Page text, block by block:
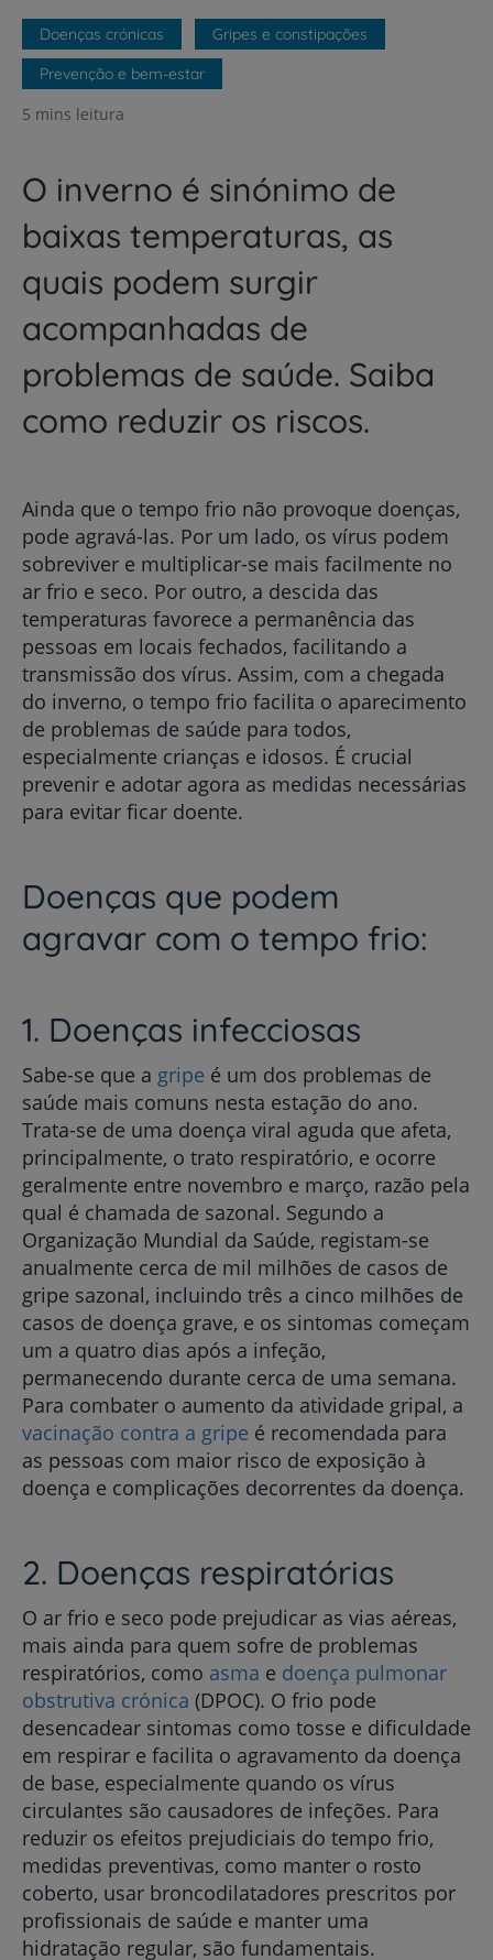
Doenças crónicas
Gripes e constipações
Prevenção e bem-estar
5 mins leitura
O inverno é sinónimo de
baixas temperaturas, as
quais podem surgir
acompanhadas de
problemas de saúde. Saiba
como reduzir os riscos.
Ainda que o tempo frio não provoque doenças,
pode agravá-las. Por um lado, os vírus podem
sobreviver e multiplicar-se mais facilmente no
ar frio e seco. Por outro, a descida das
temperaturas favorece a permanência das
pessoas em locais fechados, facilitando a
transmissão dos vírus. Assim, com a chegada
do inverno, o tempo frio facilita o aparecimento
de problemas de saúde para todos,
especialmente crianças e idosos. É crucial
prevenir e adotar agora as medidas necessárias
para evitar ficar doente.
Doenças que podem
agravar com o tempo frio:
1. Doenças infecciosas
Sabe-se que a gripe é um dos problemas de
saúde mais comuns nesta estação do ano.
Trata-se de uma doença viral aguda que afeta,
principalmente, o trato respiratório, e ocorre
geralmente entre novembro e março, razão pela
qual é chamada de sazonal. Segundo a
Organização Mundial da Saúde, registam-se
anualmente cerca de mil milhões de casos de
gripe sazonal, incluindo três a cinco milhões de
casos de doença grave, e os sintomas começam
um a quatro dias após a infeção,
permanecendo durante cerca de uma semana.
Para combater o aumento da atividade gripal, a
vacinação contra a gripe é recomendada para
as pessoas com maior risco de exposição à
doença e complicações decorrentes da doença.
2. Doenças respiratórias
O ar frio e seco pode prejudicar as vias aéreas,
mais ainda para quem sofre de problemas
respiratórios, como asma e doença pulmonar
obstrutiva crónica (DPOC). O frio pode
desencadear sintomas como tosse e dificuldade
em respirar e facilita o agravamento da doença
de base, especialmente quando os vírus
circulantes são causadores de infeções. Para
reduzir os efeitos prejudiciais do tempo frio,
medidas preventivas, como manter o rosto
coberto, usar broncodilatadores prescritos por
profissionais de saúde e manter uma
hidratação regular, são fundamentais.